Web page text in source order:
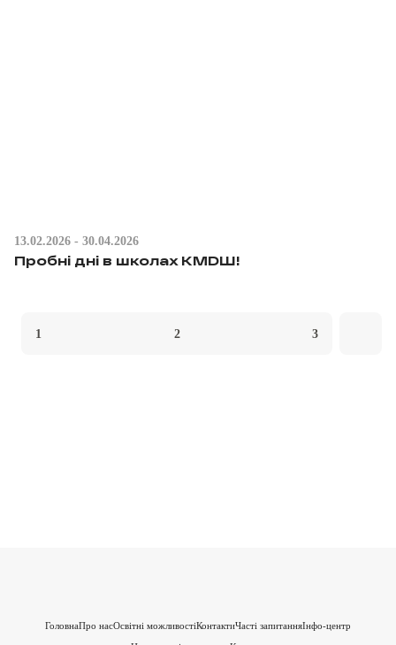
13.02.2026 - 30.04.2026
Пробні дні в школах KMDШ!
1 2 3
ГоловнаПро насОсвітні можливостіКонтактиЧасті запитанняІнфо-центр